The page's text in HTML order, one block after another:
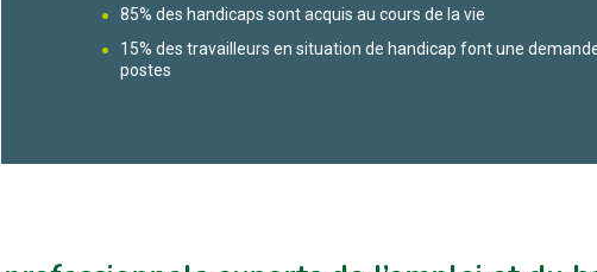
85% des handicaps sont acquis au cours de la vie
15% des travailleurs en situation de handicap font une
postes